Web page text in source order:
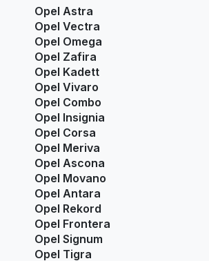
Opel Astra
Opel Vectra
Opel Omega
Opel Zafira
Opel Kadett
Opel Vivaro
Opel Combo
Opel Insignia
Opel Corsa
Opel Meriva
Opel Ascona
Opel Movano
Opel Antara
Opel Rekord
Opel Frontera
Opel Signum
Opel Tigra